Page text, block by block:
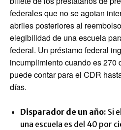
federales que no se agotan
abriles posteriores al
elegibilidad de una escuela
federal. Un préstamo federal
incumplimiento cuando es 270
puede contar para el CDR
días.
Disparador de un año: Si
una escuela es del 40 por